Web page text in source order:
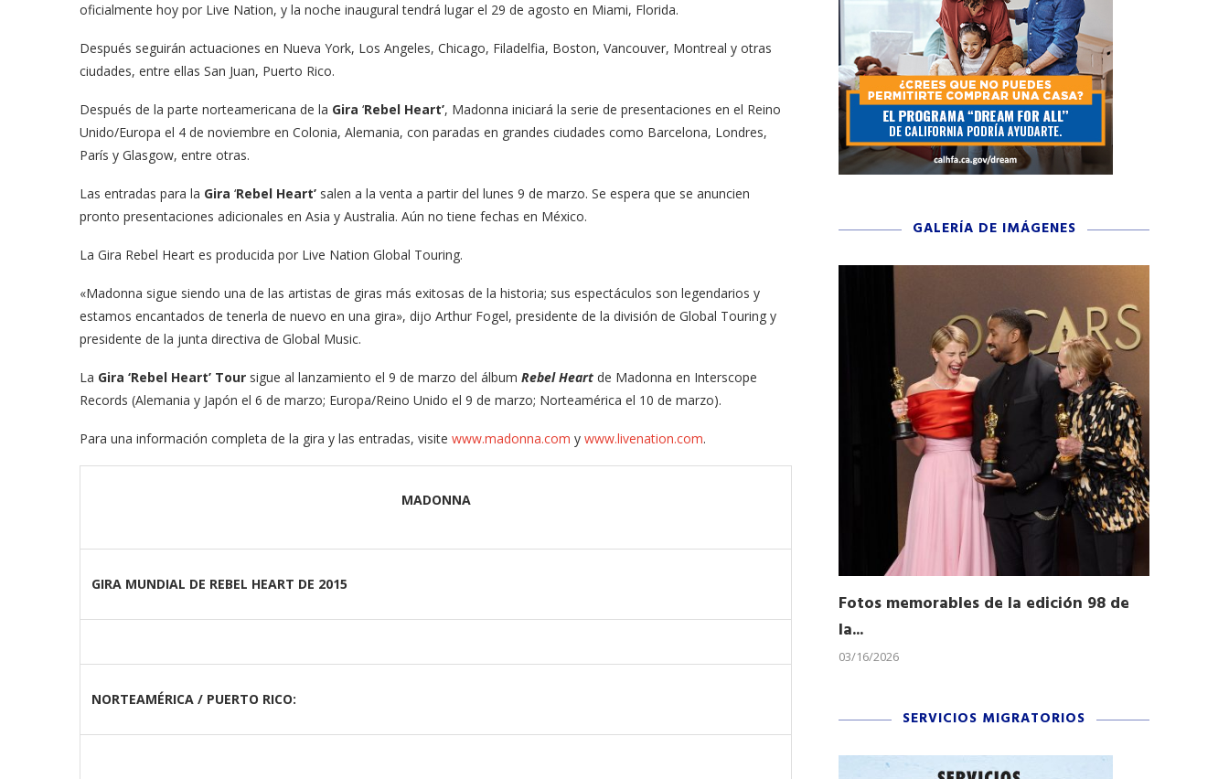
oficialmente hoy por Live Nation, y la noche inaugural tendrá lugar el 29 de agosto en Miami, Florida.
Después seguirán actuaciones en Nueva York, Los Angeles, Chicago, Filadelfia, Boston, Vancouver, Montreal y otras
ciudades, entre ellas San Juan, Puerto Rico.
Después de la parte norteamericana de la Gira ‘Rebel Heart’, Madonna iniciará la serie de presentaciones en el Reino
Unido/Europa el 4 de noviembre en Colonia, Alemania, con paradas en grandes ciudades como Barcelona, Londres,
París y Glasgow, entre otras.
Las entradas para la Gira ‘Rebel Heart’ salen a la venta a partir del lunes 9 de marzo. Se espera que se anuncien
pronto presentaciones adicionales en Asia y Australia. Aún no tiene fechas en México.
La Gira Rebel Heart es producida por Live Nation Global Touring.
«Madonna sigue siendo una de las artistas de giras más exitosas de la historia; sus espectáculos son legendarios y
estamos encantados de tenerla de nuevo en una gira», dijo Arthur Fogel, presidente de la división de Global Touring y
presidente de la junta directiva de Global Music.
La Gira ‘Rebel Heart’ Tour sigue al lanzamiento el 9 de marzo del álbum Rebel Heart de Madonna en Interscope
Records (Alemania y Japón el 6 de marzo; Europa/Reino Unido el 9 de marzo; Norteamérica el 10 de marzo).
Para una información completa de la gira y las entradas, visite www.madonna.com y www.livenation.com.
MADONNA
GIRA MUNDIAL DE REBEL HEART DE 2015
NORTEAMÉRICA / PUERTO RICO:
GALERÍA DE IMÁGENES
Fotos memorables de la edición 98 de
la...
03/16/2026
SERVICIOS MIGRATORIOS